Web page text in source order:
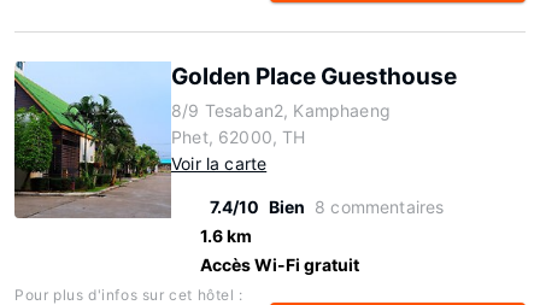
Golden Place Guesthouse
8/9 Tesaban2, Kamphaeng
Phet, 62000, TH
Voir la carte
7.4/10 Bien 8 commentaires
1.6 km
Accès Wi-Fi gratuit
Pour plus d'infos sur cet hôtel :